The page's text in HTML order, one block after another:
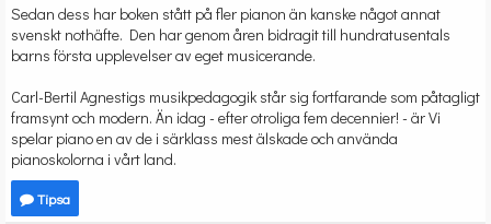
Sedan dess har boken stått på fler pianon än kanske något annat
svenskt nothäfte. Den har genom åren bidragit till hundratusentals
barns första upplevelser av eget musicerande.
Carl-Bertil Agnestigs musikpedagogik står sig fortfarande som påtagligt
framsynt och modern. Än idag - efter otroliga fem decennier! - är Vi
spelar piano en av de i särklass mest älskade och använda
pianoskolorna i vårt land.
Tipsa